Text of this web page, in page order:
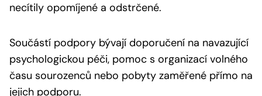
necítily opomíjené a odstrčené.
Součástí podpory bývají doporučení na navazující
psychologickou péči, pomoc s organizací volného
času sourozenců nebo pobyty zaměřené přímo na
jejich podporu.